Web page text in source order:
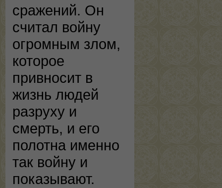
сражений. Он
считал войну
огромным злом,
которое
привносит в
жизнь людей
разруху и
смерть, и его
полотна именно
так войну и
показывают.